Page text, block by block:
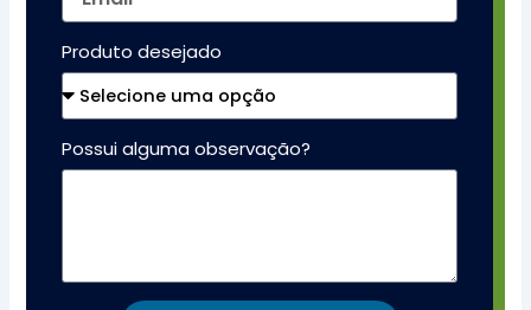
Produto desejado
Possui alguma observação?